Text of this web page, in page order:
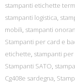
stampanti etichette
stampanti logistica,
mobili, stampanti
Stampanti per card e
etichette, stampanti per
Stampanti SATO,
Cg408e sardegna,